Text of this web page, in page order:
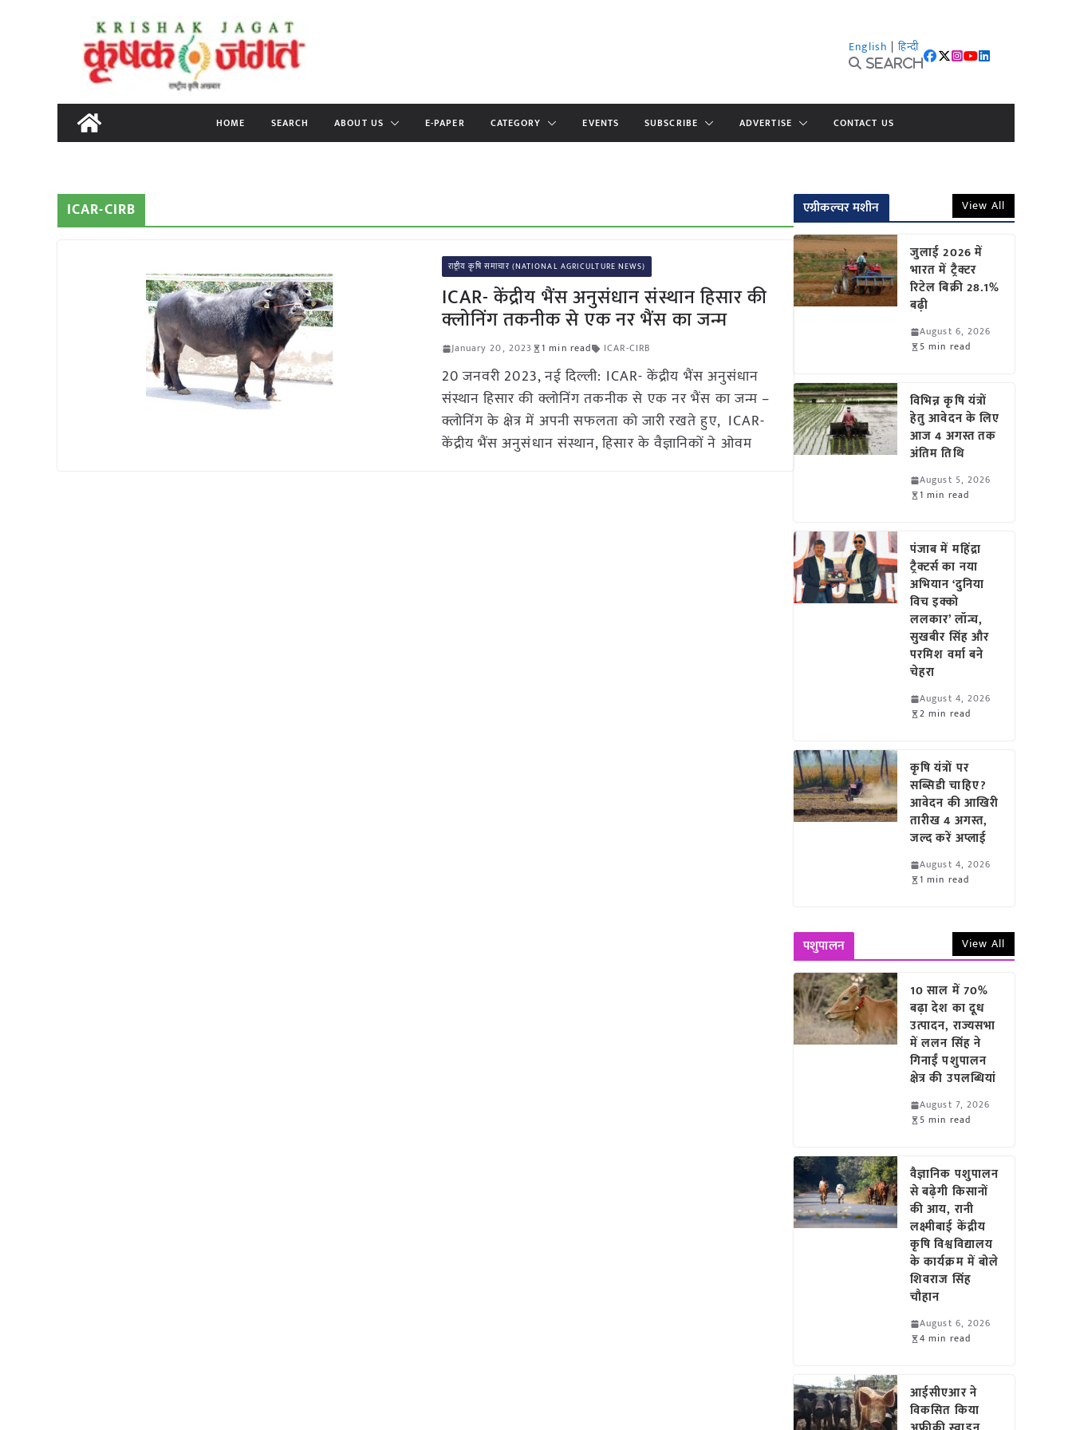
content
English | हिन्दी
Search
HOME SEARCH ABOUT US E-PAPER CATEGORY EVENTS SUBSCRIBE ADVERTISE CONTACT US
ICAR-CIRB
राष्ट्रीय कृषि समाचार (NATIONAL AGRICULTURE NEWS)
ICAR- केंद्रीय भैंस अनुसंधान संस्थान हिसार की
क्लोनिंग तकनीक से एक नर भैंस का जन्म
January 20, 2023 1 min read ICAR-CIRB
20 जनवरी 2023, नई दिल्ली: ICAR- केंद्रीय भैंस अनुसंधान
संस्थान हिसार की क्लोनिंग तकनीक से एक नर भैंस का जन्म –
क्लोनिंग के क्षेत्र में अपनी सफलता को जारी रखते हुए, ICAR-
केंद्रीय भैंस अनुसंधान संस्थान, हिसार के वैज्ञानिकों ने ओवम
एग्रीकल्चर मशीन View All
जुलाई 2026 में
भारत में ट्रैक्टर
रिटेल बिक्री 28.1%
बढ़ी
August 6, 2026
5 min read
विभिन्न कृषि यंत्रों
हेतु आवेदन के लिए
आज 4 अगस्त तक
अंतिम तिथि
August 5, 2026
1 min read
पंजाब में महिंद्रा
ट्रैक्टर्स का नया
अभियान ‘दुनिया
विच इक्को
ललकार’ लॉन्च,
सुखबीर सिंह और
परमिश वर्मा बने
चेहरा
August 4, 2026
2 min read
कृषि यंत्रों पर
सब्सिडी चाहिए?
आवेदन की आखिरी
तारीख 4 अगस्त,
जल्द करें अप्लाई
August 4, 2026
1 min read
पशुपालन View All
10 साल में 70%
बढ़ा देश का दूध
उत्पादन, राज्यसभा
में ललन सिंह ने
गिनाईं पशुपालन
क्षेत्र की उपलब्धियां
August 7, 2026
5 min read
वैज्ञानिक पशुपालन
से बढ़ेगी किसानों
की आय, रानी
लक्ष्मीबाई केंद्रीय
कृषि विश्वविद्यालय
के कार्यक्रम में बोले
शिवराज सिंह
चौहान
August 6, 2026
4 min read
आईसीएआर ने
विकसित किया